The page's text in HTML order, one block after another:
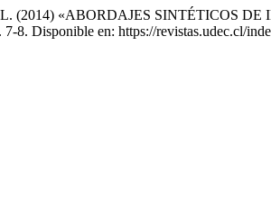
(2014) «ABORDAJES SINTÉTICOS
7-8. Disponible en: https://revistas.udec.cl/